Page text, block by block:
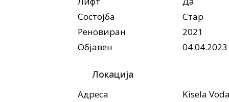
Состојба
Стар
Реновиран
2021
Објавен
04.04.2023
Локација
Адреса
Kisela